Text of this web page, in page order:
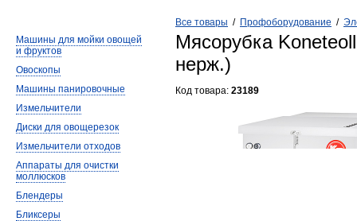
Все товары / Профоборудование /
Мясорубка
нерж.)
Код товара: 23189
Машины для мойки овощей
и фруктов
Овоскопы
Машины панировочные
Измельчители
Диски для овощерезок
Измельчители отходов
Аппараты для очистки
моллюсков
Блендеры
Бликсеры